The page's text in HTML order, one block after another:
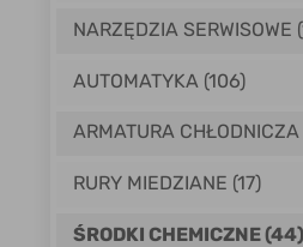
NARZĘDZIA SERWISOWE
AUTOMATYKA (106)
ARMATURA
RURY MIEDZIANE (17)
ŚRODKI CHEMICZNE (44)